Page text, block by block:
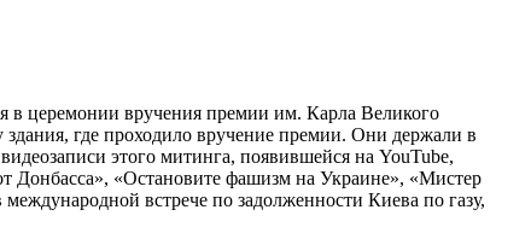
в церемонии вручения премии им. Карла Великого
где проходило вручение премии. Они держали в
этого митинга, появившейся на YouTube,
Донбасса», «Остановите фашизм на Украине», «Мистер
встрече по задолженности Киева по газу,